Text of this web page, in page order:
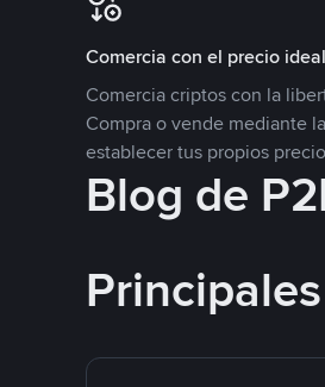
Comercia con el precio
Comercia criptos con la
Compra o vende mediante
establecer tus propios
Blog de